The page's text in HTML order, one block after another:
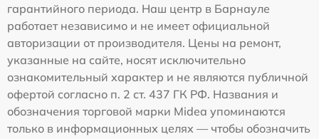
гарантийного периода. Наш центр в Барнауле
работает независимо и не имеет официальной
авторизации от производителя. Цены на ремонт,
указанные на сайте, носят исключительно
ознакомительный характер и не являются публичной
офертой согласно п. 2 ст. 437 ГК РФ. Названия и
обозначения торговой марки Midea упоминаются
только в информационных целях — чтобы обозначить